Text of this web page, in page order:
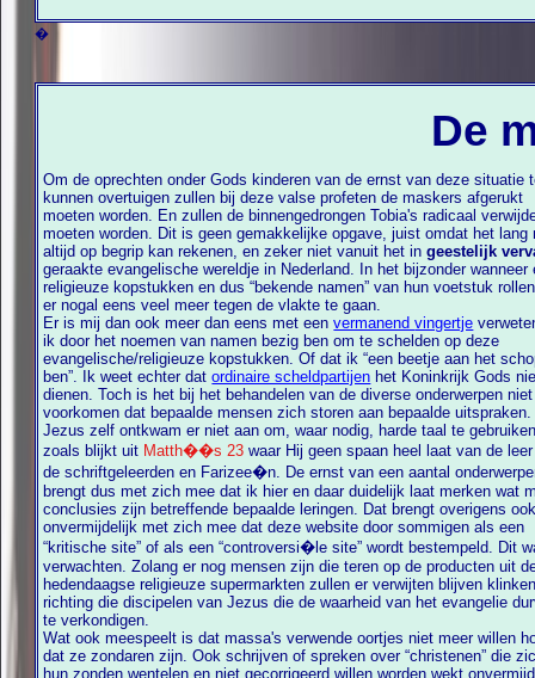
�
De
Om de oprechten onder Gods kinderen van de ernst van deze situatie
kunnen overtuigen zullen bij deze valse profeten de maskers afgerukt
moeten worden. En zullen de binnengedrongen Tobia's radicaal
moeten worden. Dit is geen gemakkelijke opgave, juist omdat het lang niet
altijd op begrip kan rekenen, en zeker niet vanuit het in
geestelijk
geraakte evangelische wereldje in Nederland. In het bijzonder wanneer
religieuze kopstukken en dus “bekende namen” van hun voetstuk rollen blijkt
er nogal eens veel meer tegen de vlakte te gaan.
Er is mij dan ook meer dan eens met een
vermanend vingertje
ik door het noemen van namen bezig ben om te schelden op deze
evangelische/religieuze kopstukken. Of dat ik “een beetje aan het schoppen
ben”. Ik weet echter datordinaire scheldpartijen het Koninkrijk Gods
dienen. Toch is het bij het behandelen van de diverse onderwerpen niet te
voorkomen dat bepaalde mensen zich storen aan bepaalde
Jezus zelf ontkwam er niet aan om, waar nodig, harde taal te
zoals blijkt uit Matth��s 23 waar Hij geen spaan heel laat van de
de schriftgeleerden en Farizee�n. De ernst van een aantal onderwerpen
brengt dus met zich mee dat ik hier en daar duidelijk laat merken wat
conclusies zijn betreffende bepaalde leringen. Dat brengt overigens ook bijna
onvermijdelijk met zich mee dat deze website door sommigen als een
“kritische site” of als een “controversi�le site” wordt bestempeld. Dit was te
verwachten. Zolang er nog mensen zijn die teren op de producten uit
hedendaagse religieuze supermarkten zullen er verwijten blijven klinken
richting die discipelen van Jezus die de waarheid van het evangelie
te verkondigen.
Wat ook meespeelt is dat massa's verwende oortjes niet meer willen
dat ze zondaren zijn. Ook schrijven of spreken over “christenen” die zich in
hun zonden wentelen en niet gecorrigeerd willen worden wekt